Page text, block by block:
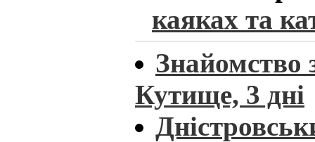
каяках та
Знайомство
Кутище, 3 дні